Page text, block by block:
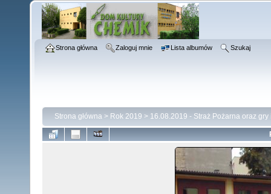
Strona główna Zaloguj mnie Lista albumów Szukaj
Strona główna > Rok 2019 > 16.08.2019 - Straż Pożarna oraz gry